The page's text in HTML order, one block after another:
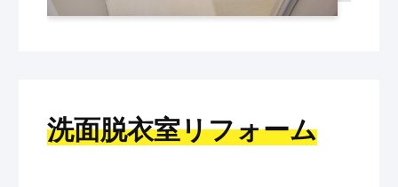
洗面脱衣室リフォーム